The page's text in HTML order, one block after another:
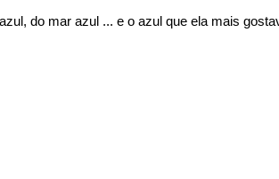
do mar azul ... e o azul que ela mais